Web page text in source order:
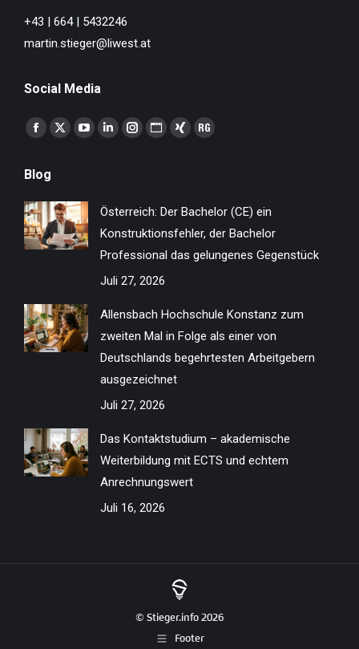
+43 | 664 | 5432246
martin.stieger@liwest.at
Social Media
Finden Sie uns auf:
Facebook
opens
in
new
window
X
in
new
window
YouTube
in
new
window
Linkedin
new
window
Instagram
new
window
Website
new
window
XING
new
window
ResearchGate
new
window
Blog
Österreich: Der Bachelor (CE) ein
Konstruktionsfehler, der Bachelor
Professional das gelungenes Gegenstück
Juli 27, 2026
Allensbach Hochschule Konstanz zum
zweiten Mal in Folge als einer von
Deutschlands begehrtesten Arbeitgebern
ausgezeichnet
Juli 27, 2026
Das Kontaktstudium – akademische
Weiterbildung mit ECTS und echtem
Anrechnungswert
Juli 16, 2026
© Stieger.info 2026
Footer